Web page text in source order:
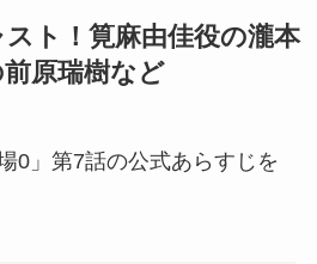
ト！ 筧麻由佳役の瀧本
原瑞樹など
0」第7話の公式あらすじを